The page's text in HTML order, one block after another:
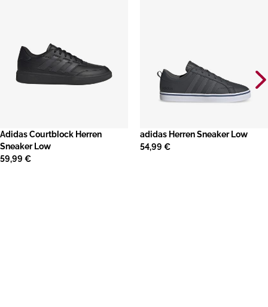
​Adidas Courtblock Herren
Sneaker Low
59,99 €
adidas Herren Sneaker Low
54,99 €